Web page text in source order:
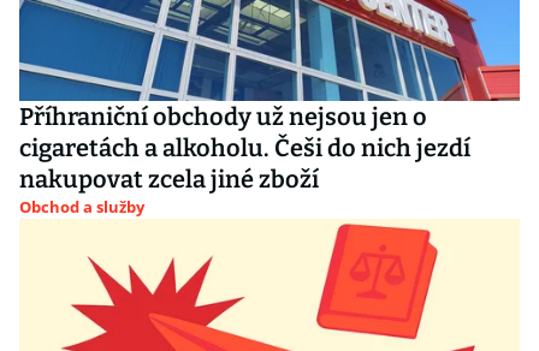
Příhraniční obchody už nejsou jen o
cigaretách a alkoholu. Češi do nich jezdí
nakupovat zcela jiné zboží
Obchod a služby